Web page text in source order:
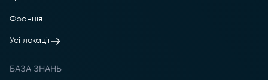
Франція
Усі локації
БАЗА ЗНАНЬ